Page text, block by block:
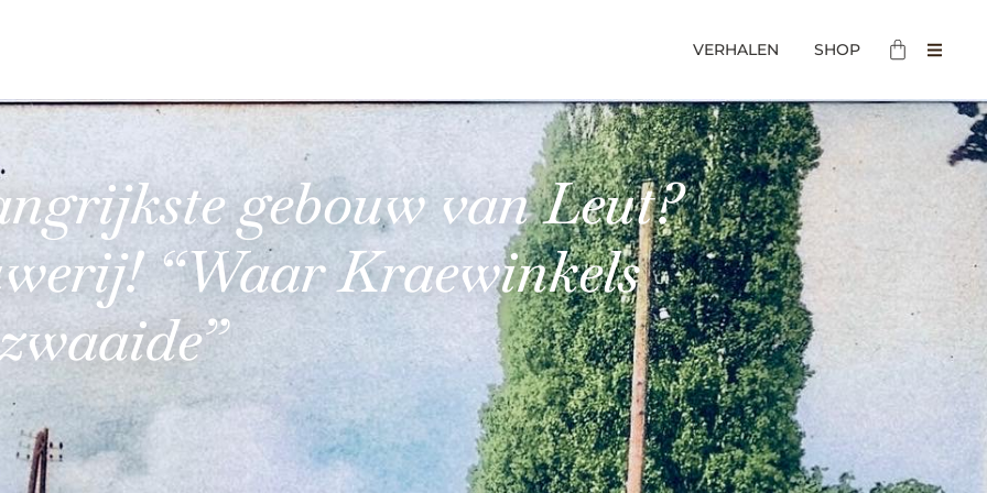
VERHALEN SHOP
gebouw van Leut?
“Waar Kraewinkels